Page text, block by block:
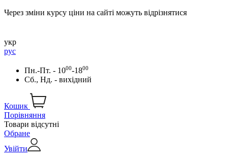
Через зміни курсу ціни на сайті можуть відрізнятися
укр
рус
Пн.-Пт. - 1000-1800
Сб., Нд. - вихідний
Кошик
Порівняння
Товари відсутні
Обране
Увійти